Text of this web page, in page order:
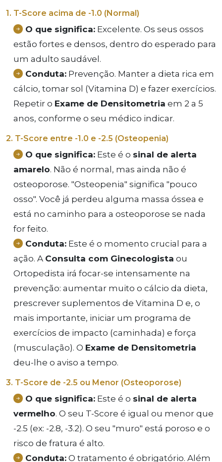
1. T-Score acima de -1.0 (Normal)
O que significa: Excelente. Os seus ossos
estão fortes e densos, dentro do esperado para
um adulto saudável.
Conduta: Prevenção. Manter a dieta rica em
cálcio, tomar sol (Vitamina D) e fazer exercícios.
Repetir o Exame de Densitometria em 2 a 5
anos, conforme o seu médico indicar.
2. T-Score entre -1.0 e -2.5 (Osteopenia)
O que significa: Este é o sinal de alerta
amarelo. Não é normal, mas ainda não é
osteoporose. "Osteopenia" significa "pouco
osso". Você já perdeu alguma massa óssea e
está no caminho para a osteoporose se nada
for feito.
Conduta: Este é o momento crucial para a
ação. A Consulta com Ginecologista ou
Ortopedista irá focar-se intensamente na
prevenção: aumentar muito o cálcio da dieta,
prescrever suplementos de Vitamina D e, o
mais importante, iniciar um programa de
exercícios de impacto (caminhada) e força
(musculação). O Exame de Densitometria
deu-lhe o aviso a tempo.
3. T-Score de -2.5 ou Menor (Osteoporose)
O que significa: Este é o sinal de alerta
vermelho. O seu T-Score é igual ou menor que
-2.5 (ex: -2.8, -3.2). O seu "muro" está poroso e o
risco de fratura é alto.
Conduta: O tratamento é obrigatório. Além